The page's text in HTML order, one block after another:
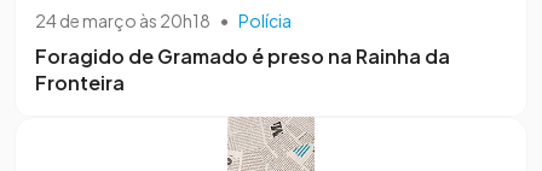
24 de março às 20h18 • Polícia
Foragido de Gramado é preso na Rainha da
Fronteira